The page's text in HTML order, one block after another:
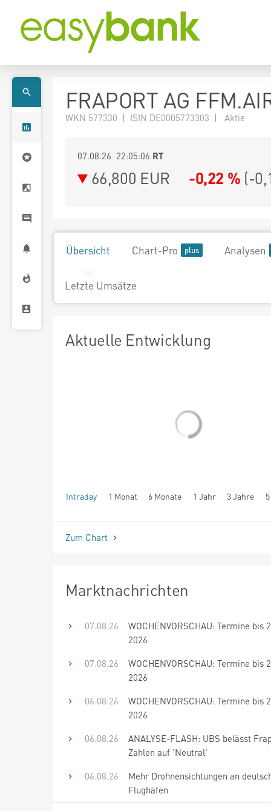
FRAPORT AG
WKN 577330 | ISIN DE0005773303 | Aktie
07.08.26 22:05:06 RT
66,800 EUR -0,22 % (-
Übersicht Chart-Pro Analysen
Letzte Umsätze
Aktuelle Entwicklung
Intraday 1 Monat 6 Monate 1 Jahr 3 Jahre
seit Beginn
Zum Chart
Marktnachrichten
07.08.26
WOCHENVORSCHAU: Termine bis
2026
07.08.26
WOCHENVORSCHAU: Termine bis
2026
06.08.26
WOCHENVORSCHAU: Termine bis
2026
06.08.26
ANALYSE-FLASH: UBS belässt
Zahlen auf 'Neutral'
06.08.26
Mehr Drohnensichtungen an
Flughäfen